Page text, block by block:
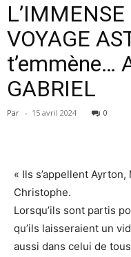
L’IMMENSE
VOYAGE
t’emmène…
GABRIEL
Par - 15 avril 2024 0
« Ils s’appellent
Christophe.
Lorsqu’ils sont partis
qu’ils laisseraient un
aussi dans celui de